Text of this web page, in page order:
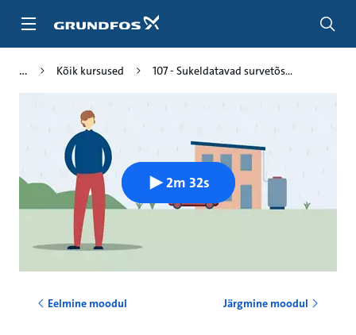
edasi
Kõik kursused 107 - Sukeldatavad survetõs...
2m 32s
Eelmine moodul Järgmine moodul